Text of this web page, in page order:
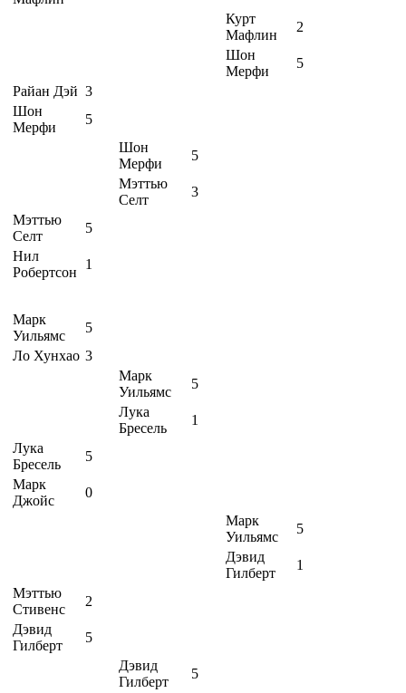
Курт
Мафлин
2
Шон
Мерфи
5
Райан Дэй 3
Шон
Мерфи
5
Шон
Мерфи
5
Мэттью
Селт
3
Мэттью
Селт
5
Нил
Робертсон
1
Марк
Уильямс
5
Ло Хунхао 3
Марк
Уильямс
5
Лука
Бресель
1
Лука
Бресель
5
Марк
Джойс
0
Марк
Уильямс
5
Дэвид
Гилберт
1
Мэттью
Стивенс
2
Дэвид
Гилберт
5
Дэвид
Гилберт
5